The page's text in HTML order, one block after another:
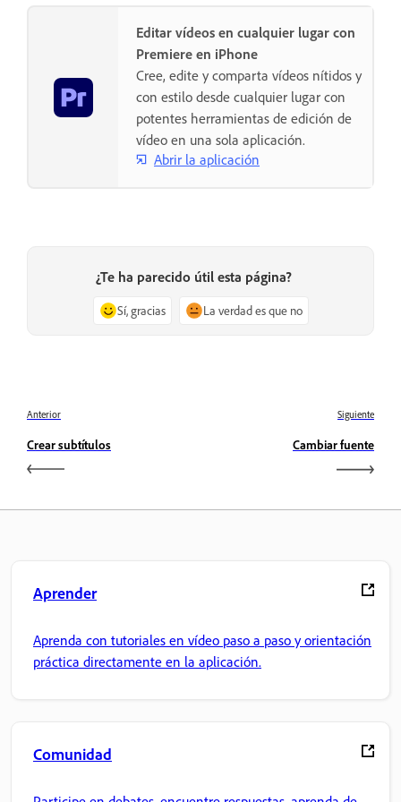
Editar vídeos en cualquier lugar con
Premiere en iPhone
Cree, edite y comparta vídeos nítidos y
con estilo desde cualquier lugar con
potentes herramientas de edición de
vídeo en una sola aplicación.
Abrir la aplicación
¿Te ha parecido útil esta página?
Sí, gracias La verdad es que no
Anterior
Crear subtítulos
Siguiente
Cambiar fuente
Aprender
Aprenda con tutoriales en vídeo paso a paso y orientación
práctica directamente en la aplicación.
Comunidad